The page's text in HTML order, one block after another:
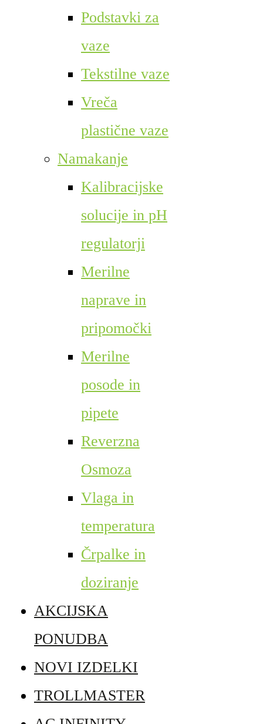
Podstavki za
vaze
Tekstilne vaze
Vreča
plastične vaze
Namakanje
Kalibracijske
solucije in pH
regulatorji
Merilne
naprave in
pripomočki
Merilne
posode in
pipete
Reverzna
Osmoza
Vlaga in
temperatura
Črpalke in
doziranje
AKCIJSKA
PONUDBA
NOVI IZDELKI
TROLLMASTER